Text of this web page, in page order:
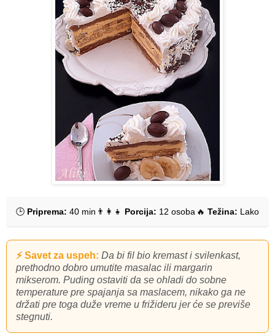
🕒 Priprema: 40 min 👨‍👩‍👧 Porcija: 12 osoba 🔥Težina: Lako
⚡ Savet za uspeh: Da bi fil bio kremast i svilenkast,
prethodno dobro umutite masalac ili margarin
mikserom. Puding ostaviti da se ohladi do sobne
temperature pre spajanja sa maslacem, nikako ga ne
držati pre toga duže vreme u frižideru jer će se previše
stegnuti.